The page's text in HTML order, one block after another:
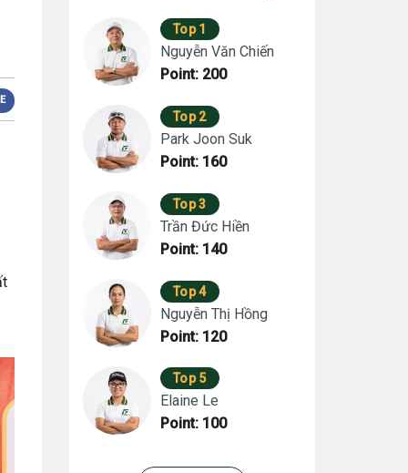
Top 1
Nguyễn Văn Chiến
Point: 200
Top 2
Park Joon Suk
Point: 160
Top 3
Trần Đức Hiền
Point: 140
Top 4
Nguyễn Thị Hồng
Point: 120
Top 5
Elaine Le
Point: 100